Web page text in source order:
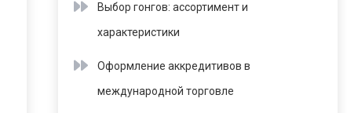
Выбор гонгов: ассортимент и
характеристики
Оформление аккредитивов в
международной торговле